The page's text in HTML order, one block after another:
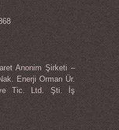
Anonim Şirketi –
Enerji Orman Ür.
Tic. Ltd. Şti. İş